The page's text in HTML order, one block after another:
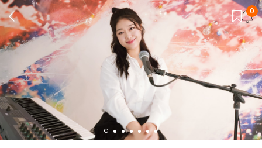
뒤
로
가
기
0